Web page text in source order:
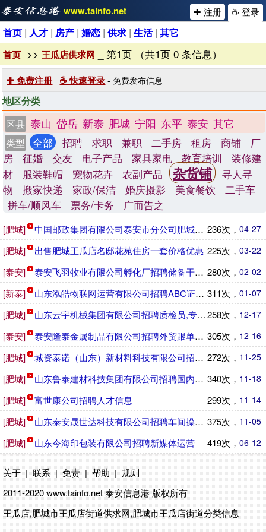
www.tainfo.net ☕ 登录
✚ 注册
首页 | 人才 | 房产 | 婚恋 | 供求| 生活| 其它
首页 >> 王瓜店供求网 _ 第1页 （共1页 0 条信息）
✚ 免费注册 ☕ 快速登录 - 免费发布信息
地区分类
区县 泰山 岱岳 新泰 肥城 宁阳 东平 泰安 其它
类型 全部 招聘 求职 兼职 二手房 租房 商铺
厂
房
征婚 交友 电子产品 家具家电 教育培训
装修建
材
服装鞋帽 宠物花卉 农副产品 杂货铺
寻人寻
物
搬家快递 家政/保洁 婚庆摄影 美食餐饮
二手车
拼车/顺风车
票务/卡务 广而告之
04-27
236次，
[肥城] 中国邮政集团有限公司泰安市分公司肥城寄递事业部招聘信息
03-22
225次，
[肥城] 出售肥城王瓜店名邸花苑住房一套价格优惠
02-02
280次，
[泰安] 泰安飞羽牧业有限公司孵化厂招聘储备干部,操作工,点苗工,
01-07
311次，
[新泰] 山东泓皓物联网运营有限公司招聘ABC证货车司机
12-17
258次，
[肥城] 山东云宇机械集团有限公司招聘质检员,专业技术人员,装配钳
12-16
305次，
[泰安] 泰安隆泰金属制品有限公司招聘外贸跟单员,实验室理化员,财
11-25
272次，
[肥城] 城资泰诺（山东）新材料科技有限公司招聘操作工,质检员,销
11-18
340次，
[肥城] 山东鲁泰建材科技集团有限公司招聘国内业务员,标书制作员,
11-14
299次，
[肥城] 富世康公司招聘人才信息
11-05
375次，
[肥城] 山东泰安晟世达科技有限公司招聘车间操作工,叉车工,维修工
06-12
419次，
[肥城] 山东今海印包装有限公司招聘新媒体运营
关于 | 联系 | 免责 | 帮助 | 规则
2011-2020 www.tainfo.net泰安信息港 版权所有
王瓜店,肥城市王瓜店街道供求网,肥城市王瓜店街道分类信息